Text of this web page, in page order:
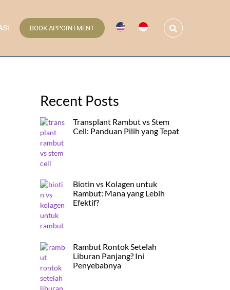
Search
BOOK APPOINTMENT
Recent Posts
Transplant Rambut vs Stem
Cell: Panduan Pilih yang Tepat
Biotin vs Kolagen untuk
Rambut: Mana yang Lebih
Efektif?
Rambut Rontok Setelah
Liburan Panjang? Ini
Penyebabnya